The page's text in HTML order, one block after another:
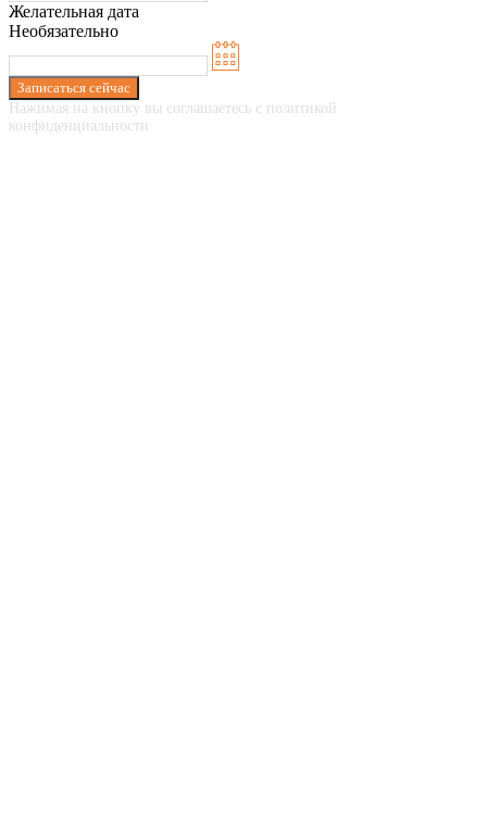
Желательная дата
Необязательно
Записаться сейчас
Нажимая на кнопку вы соглашаетесь с политикой
конфиденциальности